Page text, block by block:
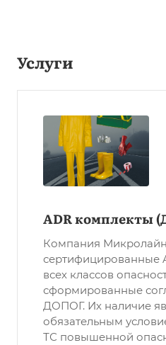
Услуги
ADR комплекты
Компания Микролайн
сертифицированные
всех классов
сформированные
ДОПОГ. Их наличие
обязательным
ТС повышенной